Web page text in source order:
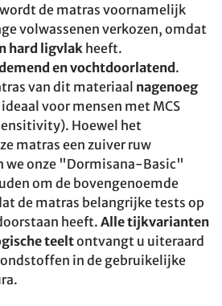
de matras voornamelijk
volwassenen verkozen, omdat
hard ligvlak heeft.
en vochtdoorlatend.
van dit materiaal nagenoeg
voor mensen met MCS
Hoewel het
matras een zuiver ruw
we onze "Dormisana-Basic"
om de bovengenoemde
de matras belangrijke tests op
heeft. Alle tijkvarianten
teeltontvangt u uiteraard
in de gebruikelijke